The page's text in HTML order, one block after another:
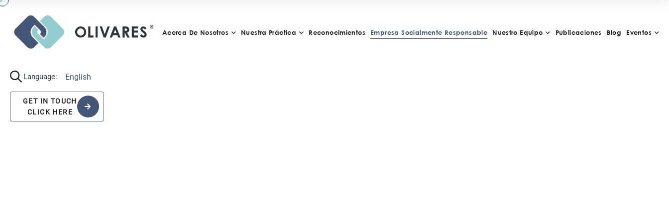
Acerca De Nosotros Nuestra Práctica Reconocimientos Empresa Socialmente Responsable Nuestro Equipo Publicaciones Blog Eventos
Language: English
GET IN TOUCH
CLICK HERE